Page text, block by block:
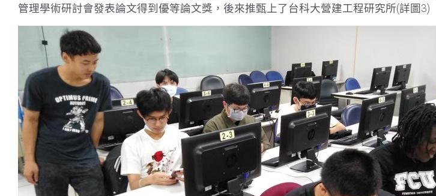
管理學術研討會發表論文得到優等論文獎，後來推甄上了台科大營建工程研究所(詳圖3)